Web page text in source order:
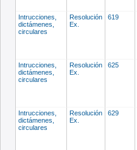
Intrucciones,
dictámenes,
circulares
Resolución
Ex.
619
Intrucciones,
dictámenes,
circulares
Resolución
Ex.
625
Intrucciones,
dictámenes,
circulares
Resolución
Ex.
629